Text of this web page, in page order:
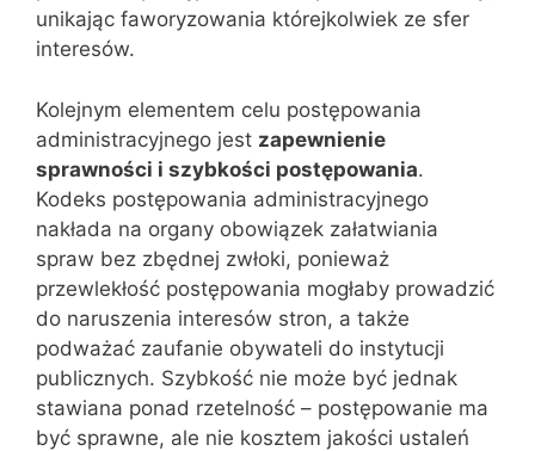
unikając faworyzowania którejkolwiek ze sfer
interesów.
Kolejnym elementem celu postępowania
administracyjnego jest zapewnienie
sprawności i szybkości postępowania.
Kodeks postępowania administracyjnego
nakłada na organy obowiązek załatwiania
spraw bez zbędnej zwłoki, ponieważ
przewlekłość postępowania mogłaby prowadzić
do naruszenia interesów stron, a także
podważać zaufanie obywateli do instytucji
publicznych. Szybkość nie może być jednak
stawiana ponad rzetelność – postępowanie ma
być sprawne, ale nie kosztem jakości ustaleń